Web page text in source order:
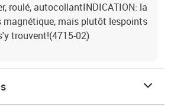
roulé, autocollantINDICATION: la
magnétique, mais plutôt lespoints
trouvent!(4715-02)